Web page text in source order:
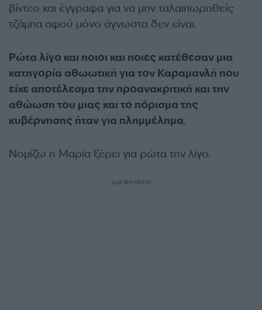
βίντεο και έγγραφα για να μην ταλαιπωρηθείς
τζάμπα αφού μόνο άγνωστα δεν είναι.
Ρώτα λίγο και ποιοι και ποιες κατέθεσαν μια
κατηγορία αθωωτική για τον Καραμανλή που
είχε αποτέλεσμα την προανακριτική και την
αθώωση του μιας και το πόρισμα της
κυβέρνησης ήταν για πλημμέλημα.
Νομίζω η Μαρία ξέρει για ρώτα την λίγο.
ΔΙΑΦΗΜΙΣΗ